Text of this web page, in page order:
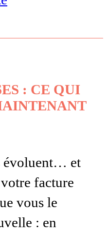
: CE QUI
évoluent… et
facture
vous le
: en